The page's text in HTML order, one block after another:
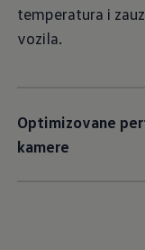
temperatura i
vozila.
Optimizovane
kamere